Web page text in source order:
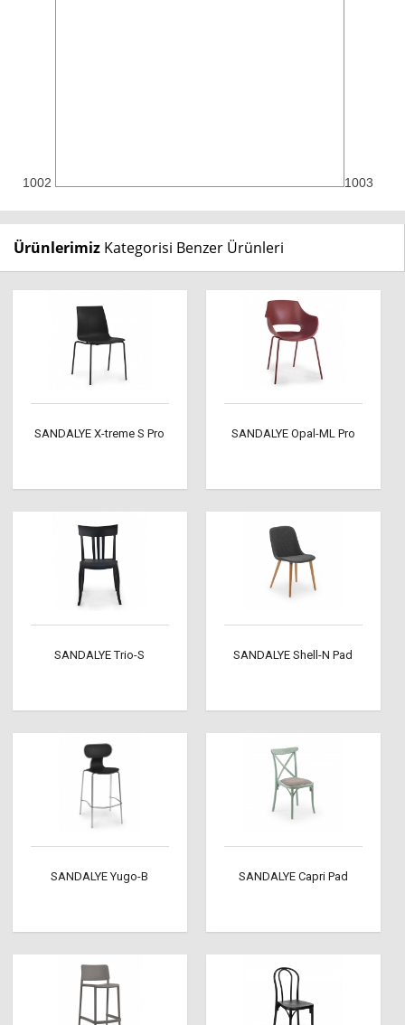
1002 1003
Ürünlerimiz Kategorisi Benzer Ürünleri
SANDALYE X-treme S Pro SANDALYE Opal-ML Pro
SANDALYE Trio-S SANDALYE Shell-N Pad
SANDALYE Yugo-B SANDALYE Capri Pad